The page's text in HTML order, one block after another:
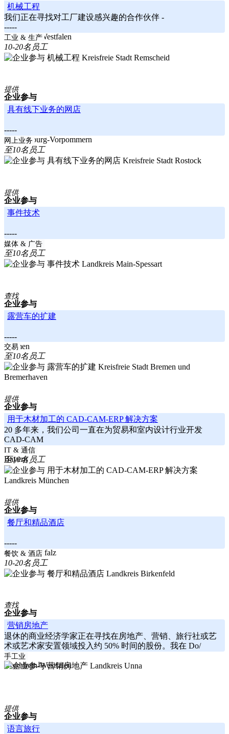
机械工程
我们正在寻找对工厂建设感兴趣的合作伙伴 -
-----
Nordrhein-Westfalen
工业 & 生产
10-20名员工
Kreisfreie Stadt Remscheid
提供
企业参与
具有线下业务的网店
-----
Mecklenburg-Vorpommern
网上业务
至10名员工
Kreisfreie Stadt Rostock
提供
企业参与
事件技术
-----
Bayern
媒体 & 广告
至10名员工
Landkreis Main-Spessart
查找
企业参与
露营车的扩建
-----
Bremen
交易
至10名员工
Kreisfreie Stadt Bremen und
Bremerhaven
提供
企业参与
用于木材加工的 CAD-CAM-ERP 解决方案
20 多年来，我们公司一直在为贸易和室内设计行业开发
CAD-CAM
-----
Bayern
IT & 通信
至10名员工
Landkreis München
提供
企业参与
餐厅和精品酒店
-----
Rheinland-Pfalz
餐饮 & 酒店
10-20名员工
Landkreis Birkenfeld
查找
企业参与
营销房地产
退休的商业经济学家正在寻找在房地产、营销、旅行社或艺
术或艺术家安置领域投入约 50% 时间的股份。我在 Do/
-----
Nordrhein-Westfalen
手工业
Landkreis Unna
提供
企业参与
语言旅行